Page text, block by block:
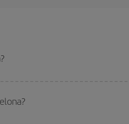
mira nuestras ofertas y déjate inspirar: